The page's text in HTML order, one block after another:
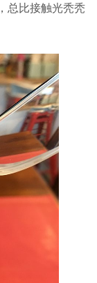
总比接触光秃秃